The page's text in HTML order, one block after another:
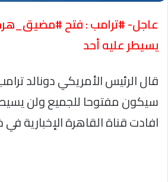
عاجل- #ترامب : فتح
يسيطر عليه أحد
قال الرئيس الأمريكي دونالد
سيكون مفتوحا للجميع ولن
افادت قناة القاهرة الإخبارية في